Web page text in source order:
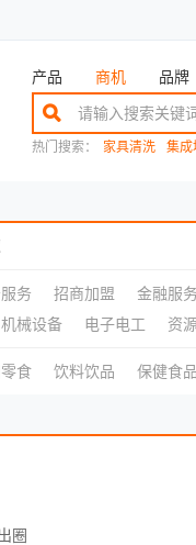
产品 商机 品牌
热门搜索： 家具清洗 集成
务 招商加盟 金融服务
机械设备 电子电工 资
食 饮料饮品 保健食品
圈